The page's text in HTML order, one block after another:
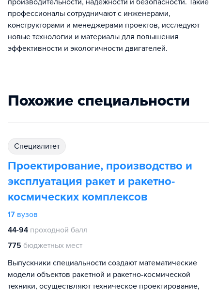
производительности, надежности и безопасности. Такие
профессионалы сотрудничают с инженерами,
конструкторами и менеджерами проектов, исследуют
новые технологии и материалы для повышения
эффективности и экологичности двигателей.
Похожие специальности
специалитет
Проектирование, производство и
эксплуатация ракет и ракетно-
космических комплексов
17 вузов
44-94 проходной балл
775 бюджетных мест
Выпускники специальности создают математические
модели объектов ракетной и ракетно-космической
техники, осуществляют техническое проектирование,